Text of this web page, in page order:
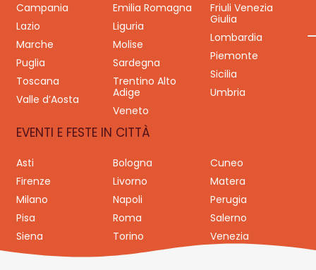
Campania
Emilia Romagna
Friuli Venezia
Giulia
Lazio
Liguria
Lombardia
Marche
Molise
Piemonte
Puglia
Sardegna
Sicilia
Toscana
Trentino Alto
Adige
Umbria
Valle d’Aosta
Veneto
EVENTI E FESTE IN CITTÀ
Asti Bologna
Cuneo
Firenze
Livorno
Matera
Milano
Napoli
Perugia
Pisa
Roma
Salerno
Siena
Torino Venezia